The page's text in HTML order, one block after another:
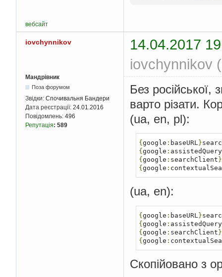
вебсайт
iovchynnikov
14.04.2017
iovchynnikov
Мандрівник
Поза форумом
Звідки: Спочивальня Бандери
Дата реєстрації: 24.01.2016
Повідомлень: 496
Репутація: 589
Без російської,
варто різати.
(ua, en, pl):
{ google : baseURL}
{ google :
{ google : searchClient
{ google :
(ua, en):
{google : baseURL }
{google :
{google : searchClient
{google :
Скопійовано з